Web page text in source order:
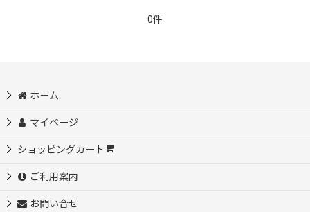
0件
ホーム
マイページ
ショッピングカート
ご利用案内
お問い合せ